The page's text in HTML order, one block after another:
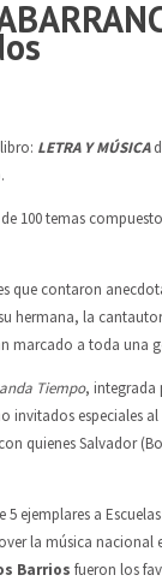
LETRA Y MÚSICA
100 temas
que contaron
hermana, la
marcado a toda una
Tiempo, integrada
invitados especiales
quienes Salvador
ejemplares a
la música nacional
Barrios fueron los